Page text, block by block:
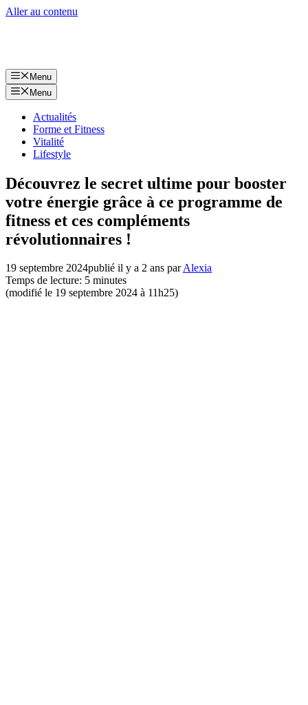
Aller au contenu
Menu
Menu
Actualités
Forme et Fitness
Vitalité
Lifestyle
Découvrez le secret ultime pour booster
votre énergie grâce à ce programme de
fitness et ces compléments
révolutionnaires !
19 septembre 2024publié il y a 2 ans parAlexia
Temps de lecture: 5 minutes
(modifié le 19 septembre 2024 à 11h25)